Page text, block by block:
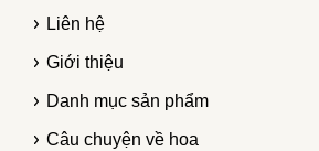
Liên hệ
Giới thiệu
Danh mục sản phẩm
Câu chuyện về hoa